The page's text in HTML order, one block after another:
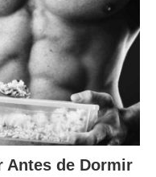
Antes de Dormir